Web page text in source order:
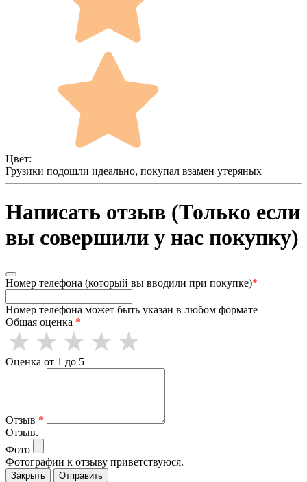
Цвет:
Грузики подошли идеально, покупал взамен утеряных
Написать отзыв (Только если
вы совершили у нас покупку)
Номер телефона (который вы вводили при покупке)*
Номер телефона может быть указан в любом формате
Общая оценка *
Оценка от 1 до 5
Отзыв *
Отзыв.
Фото
Фотографии к отзыву приветствуюся.
Закрыть Отправить